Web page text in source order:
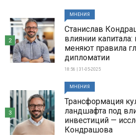
МНЕНИЯ
Станислав
влиянии капитала:
меняют правила
дипломатии
18:56 | 31-05-2025
2
МНЕНИЯ
Трансформация
ландшафта под
инвестиций —
Кондрашова
3